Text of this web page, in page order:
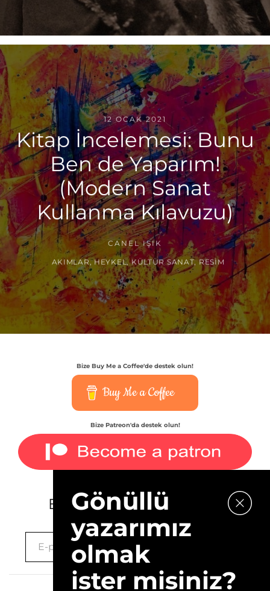
12 OCAK 2021
Kitap İncelemesi: Bunu
Ben de Yaparım!
(Modern Sanat
Kullanma Kılavuzu)
CANEL IŞIK
AKIMLAR , HEYKEL ,KÜLTÜR SANAT,RESIM
Bize Buy Me a Coffee'de destek olun!
Buy Me a Coffee
Bize Patreon'da destek olun!
E-bültenimize kaydolun.
Gönüllü
yazarımız
olmak
ister misiniz?